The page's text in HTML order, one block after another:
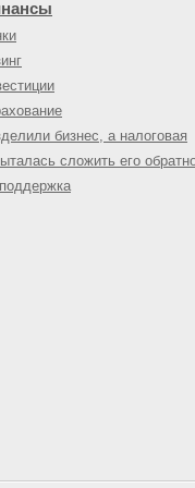
бизнес, а налоговая
сложить его